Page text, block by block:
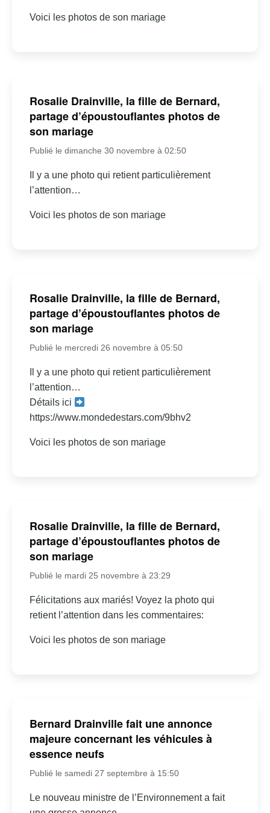
Voici les photos de son mariage
Rosalie Drainville, la fille de Bernard,
partage d’époustouflantes photos de
son mariage
Publié le dimanche 30 novembre à 02:50
Il y a une photo qui retient particulièrement
l’attention…
Voici les photos de son mariage
Rosalie Drainville, la fille de Bernard,
partage d’époustouflantes photos de
son mariage
Publié le mercredi 26 novembre à 05:50
Il y a une photo qui retient particulièrement
l’attention…
Détails ici
https://www.mondedestars.com/9bhv2
Voici les photos de son mariage
Rosalie Drainville, la fille de Bernard,
partage d’époustouflantes photos de
son mariage
Publié le mardi 25 novembre à 23:29
Félicitations aux mariés! Voyez la photo qui
retient l’attention dans les commentaires:
Voici les photos de son mariage
Bernard Drainville fait une annonce
majeure concernant les véhicules à
essence neufs
Publié le samedi 27 septembre à 15:50
Le nouveau ministre de l’Environnement a fait